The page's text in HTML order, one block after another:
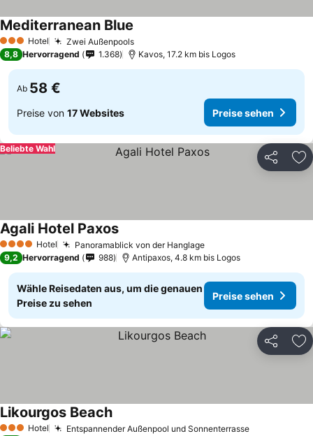
3 SterneHotel Zwei Außenpools
Mediterranean Blue
8,8 Hervorragend 1.368 Kavos, 17.2 km bis Logos
Ab 58 €
Preise von 17 Websites Preise sehen
Teilen
Beliebte Wahl
4 Sterne Hotel Panoramablick von der Hanglage
Agali Hotel Paxos
9,2 Hervorragend 988 Antipaxos, 4.8 km bis Logos
Wähle Reisedaten aus, um die genauen
Preise zu sehen
Preise sehen
Teilen
3 SterneHotel Entspannender Außenpool und Sonnenterrasse
Likourgos Beach